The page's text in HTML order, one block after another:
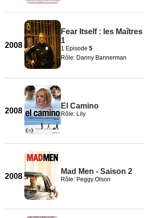
2008
Fear Itself : les
1
1 Episode 5
Rôle: Danny Bannerman
2008
El Camino
Rôle: Lily
2008
Mad Men - Saison 2
Rôle: Peggy Olson